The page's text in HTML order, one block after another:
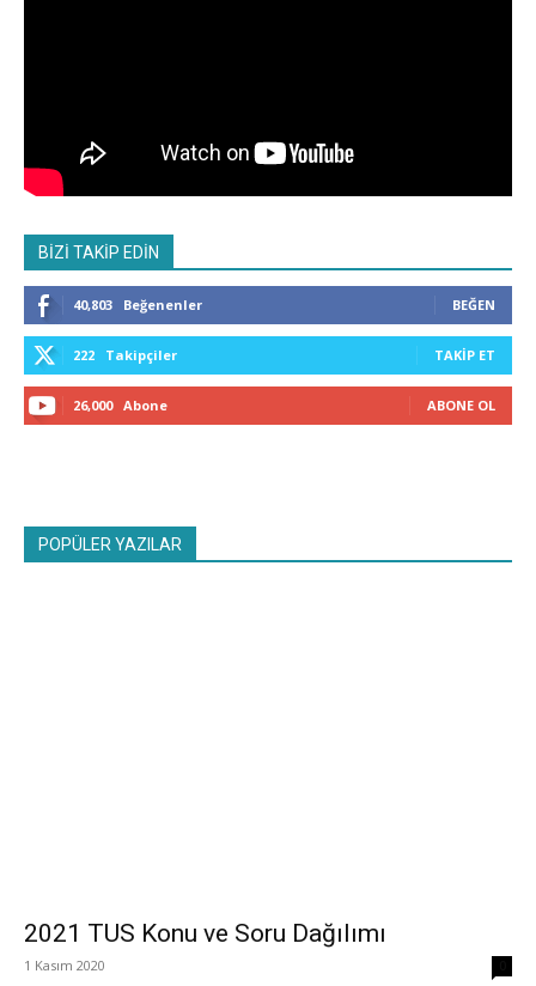
BİZİ TAKİP EDİN
40,803 Beğenenler BEĞEN
222 Takipçiler TAKIP ET
26,000 Abone ABONE OL
POPÜLER YAZILAR
2021 TUS Konu ve Soru Dağılımı
1 Kasım 2020